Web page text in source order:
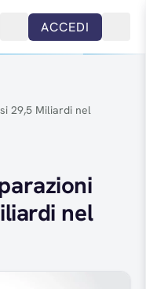
ACCEDI
29,5 Miliardi nel
nel